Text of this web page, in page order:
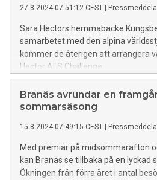
27.8.2024 07:51:12 CEST |
Sara Hectors hemmabacke
samarbetet med den alpina
kommer de återigen att arrangera
Hector ALS Challenge.
Branäs avrundar en
sommarsäsong
15.8.2024 07:49:15 CEST |
Med premiär på midsommarafton
kan Branäs se tillbaka på en lyckad
Ökningen från förra året i antal